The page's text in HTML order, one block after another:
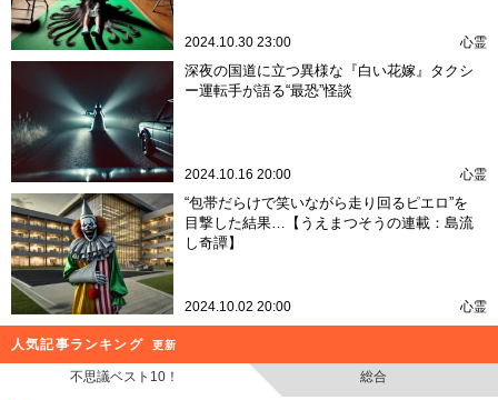
2024.10.30 23:00 心霊
深夜の国道に立つ異様な『白い花嫁』タクシ
ー運転手が語る“最恐”怪談
2024.10.16 20:00 心霊
“包帯だらけで笑いながら走り回るピエロ”を
目撃した結果…【うえまつそうの連載：島流
し奇譚】
2024.10.02 20:00 心霊
人気記事ランキング 更新
不思議ベスト10！ 総合